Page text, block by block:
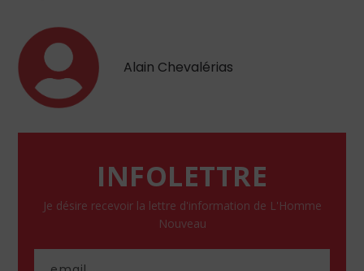
Alain Chevalérias
INFOLETTRE
Je désire recevoir la lettre d'information de L'Homme
Nouveau